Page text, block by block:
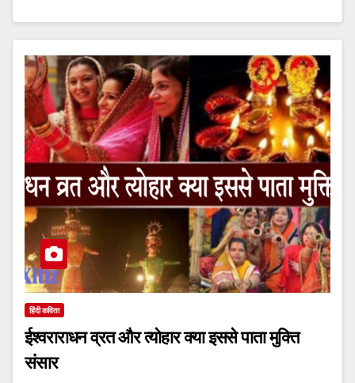
हिंदी कविता
ईश्वराराधन व्रत और त्योहार क्या इससे पाता मुक्ति
संसार